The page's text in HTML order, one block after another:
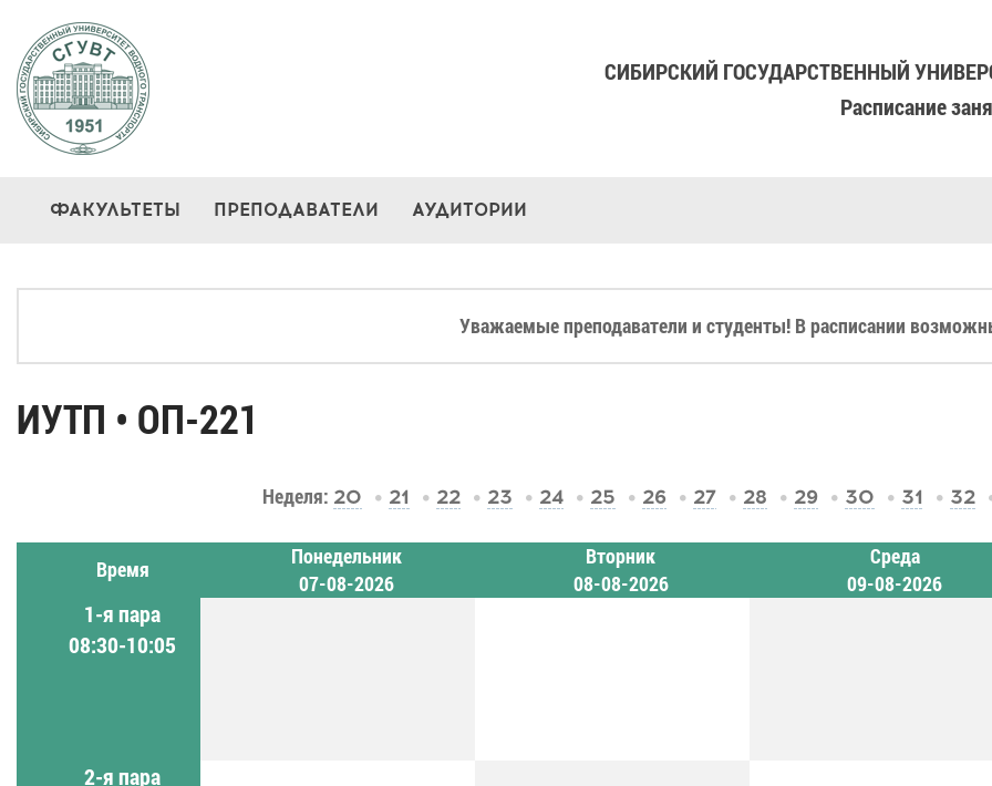
СИБИРСКИЙ ГОСУДАРСТВЕННЫЙ
Расписание
ФАКУЛЬТЕТЫ ПРЕПОДАВАТЕЛИ АУДИТОРИИ
Уважаемые преподаватели и студенты! В расписании
ИУТП • ОП-221
Неделя: 20 21 22 23 24 25 26 27 28 29 30 31 32
Время
Понедельник
07-08-2026
Вторник
08-08-2026
Среда
09-08-2026
1-я пара
08:30-10:05
2-я пара